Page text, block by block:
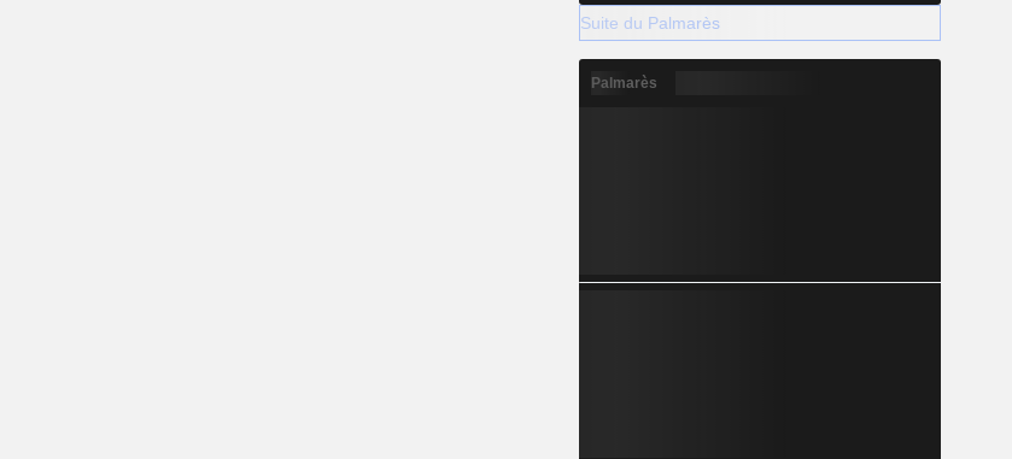
Suite du Palmarès
Palmarès